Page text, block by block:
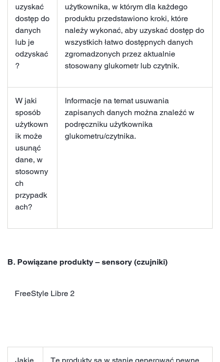
uzyskać
dostęp do
danych
lub je
odzyskać
?
użytkownika, w którym dla każdego
produktu przedstawiono kroki, które
należy wykonać, aby uzyskać dostęp do
wszystkich łatwo dostępnych danych
zgromadzonych przez aktualnie
stosowany glukometr lub czytnik.
W jaki
sposób
użytkown
ik może
usunąć
dane, w
stosowny
ch
przypadk
ach?
Informacje na temat usuwania
zapisanych danych można znaleźć w
podręczniku użytkownika
glukometru/czytnika.
B. Powiązane produkty – sensory (czujniki)
FreeStyle Libre 2